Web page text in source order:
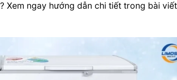
Xem ngay hướng dẫn chi tiết trong bài viết